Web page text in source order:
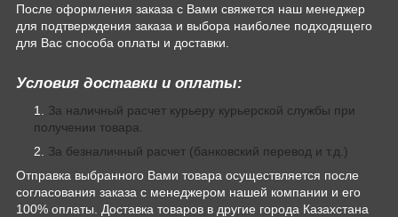
После оформления заказа с Вами свяжется наш менеджер
для подтверждения заказа и выбора наиболее подходящего
для Вас способа оплаты и доставки.
Условия доставки и оплаты:
За наличный расчет курьеру курьерской службы при
получении товара.
За безналичный расчет (банковский перевод и т.д.)
Отправка выбранного Вами товара осуществляется после
согласования заказа с менеджером нашей компании и его
100% оплаты. Доставка товаров в другие города Казахстана